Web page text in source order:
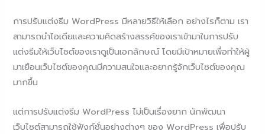
การปรับแต่งธีม WordPress มีหลายวิธีให้เลือก อย่างไรก็ตาม เรา
สามารถนำไอเดียและความคิดสร้างสรรค์ของเราเข้ามาในการปรับ
แต่งธีมให้เว็บไซต์ของเราดูเป็นเอกลักษณ์ โดยมีเป้าหมายเพื่อทำให้ผู้
มาเยือนเว็บไซต์ของคุณมีความสนใจและอยากรู้จักเว็บไซต์ของคุณ
มากขึ้น
แต่การปรับแต่งธีม WordPress ไม่เป็นเรื่องยาก นักพัฒนา
เว็บไซต์สามารถใช้ฟังก์ชั่นอย่างต่างๆ ของ WordPress เพื่อปรับ